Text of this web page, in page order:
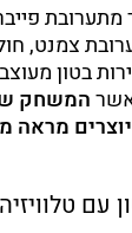
מתערובת
צמנט, חול
המשחק
מראה
עם טלוויזיה